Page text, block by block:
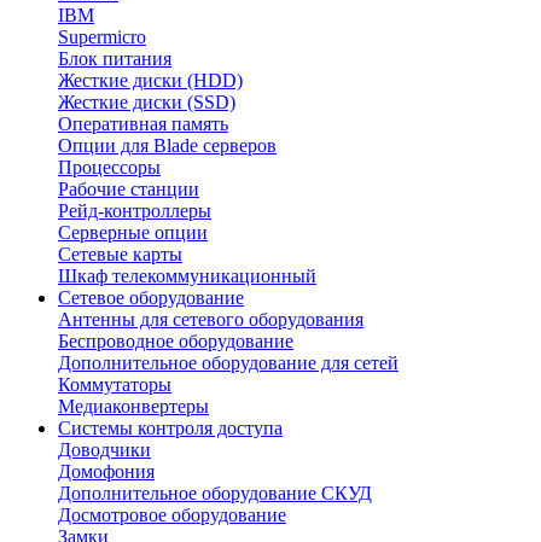
IBM
Supermicro
Блок питания
Жесткие диски (HDD)
Жесткие диски (SSD)
Оперативная память
Опции для Blade серверов
Процессоры
Рабочие станции
Рейд-контроллеры
Серверные опции
Сетевые карты
Шкаф телекоммуникационный
Сетевое оборудование
Антенны для сетевого оборудования
Беспроводное оборудование
Дополнительное оборудование для сетей
Коммутаторы
Медиаконвертеры
Системы контроля доступа
Доводчики
Домофония
Дополнительное оборудование СКУД
Досмотровое оборудование
Замки